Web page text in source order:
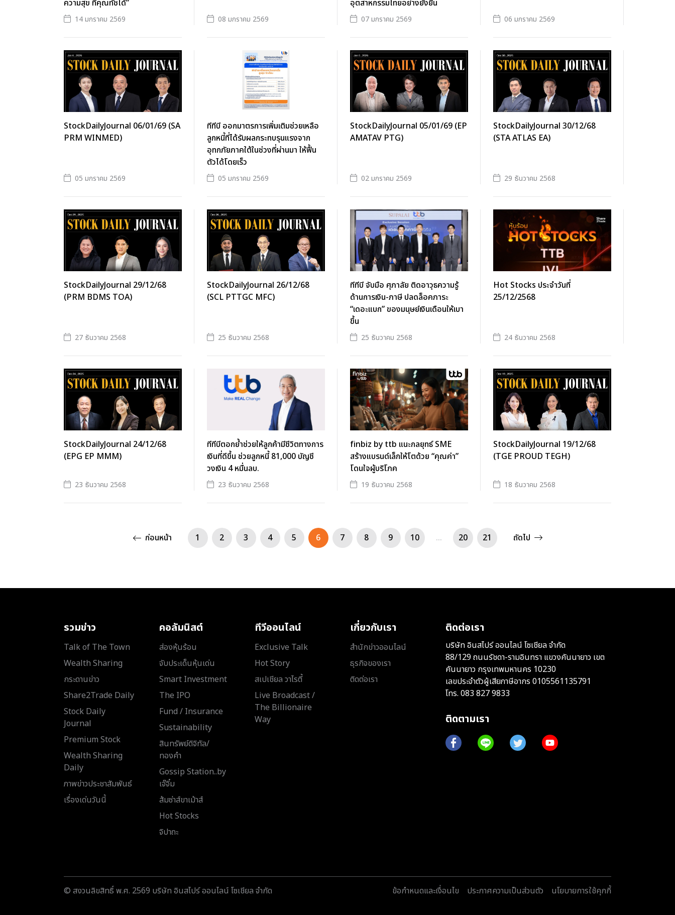
ความสุข ที่คุณทัชได้”
14 มกราคม 2569 08 มกราคม 2569
อุตสาหกรรมไทยอย่างยั่งยืน
07 มกราคม 2569 06 มกราคม 2569
StockDailyJournal 06/01/69 (SA
PRM WINMED)
05 มกราคม 2569
ทีทีบี ออกมาตรการเพิ่มเติมช่วยเหลือ
ลูกหนี้ที่ได้รับผลกระทบรุนแรงจาก
อุทกภัยภาคใต้ในช่วงที่ผ่านมา ให้ฟื้น
ตัวได้โดยเร็ว
05 มกราคม 2569
StockDailyJournal 05/01/69 (EP
AMATAV PTG)
02 มกราคม 2569
StockDailyJournal 30/12/68
(STA ATLAS EA)
29 ธันวาคม 2568
StockDailyJournal 29/12/68
(PRM BDMS TOA)
27 ธันวาคม 2568
StockDailyJournal 26/12/68
(SCL PTTGC MFC)
25 ธันวาคม 2568
ทีทีบี จับมือ ศุภาลัย ติดอาวุธความรู้
ด้านการเงิน-ภาษี ปลดล็อคภาระ
“เดอะแบก” ของมนุษย์เงินเดือนให้เบา
ขึ้น
25 ธันวาคม 2568
Hot Stocks ประจำวันที่
25/12/2568
24 ธันวาคม 2568
StockDailyJournal 24/12/68
(EPG EP MMM)
23 ธันวาคม 2568
ทีทีบีตอกย้ำช่วยให้ลูกค้ามีชีวิตทางการ
เงินที่ดีขึ้น ช่วยลูกหนี้ 81,000 บัญชี
วงเงิน 4 หมื่นลบ.
23 ธันวาคม 2568
finbiz by ttb แนะกลยุทธ์ SME
สร้างแบรนด์เล็กให้โตด้วย “คุณค่า”
โดนใจผู้บริโภค
19 ธันวาคม 2568
StockDailyJournal 19/12/68
(TGE PROUD TEGH)
18 ธันวาคม 2568
ก่อนหน้า 1 2 3 4 5 6 7 8 9 10 ... 20 21 ถัดไป
รวมข่าว
Talk of The Town
Wealth Sharing
กระดานข่าว
Share2Trade Daily
Stock Daily
Journal
Premium Stock
Wealth Sharing
Daily
ภาพข่าวประชาสัมพันธ์
เรื่องเด่นวันนี้
คอลัมนิสต์
ส่องหุ้นร้อน
จับประเด็นหุ้นเด่น
Smart Investment
The IPO
Fund / Insurance
Sustainability
สินทรัพย์ดิจิทัล/
ทองคำ
Gossip Station..by
เจ๊จิ๋ม
ส้มซ่าส์ขาเม้าส์
Hot Stocks
จิปาถะ
ทีวีออนไลน์
Exclusive Talk
Hot Story
สเปเชียล วาไรตี้
Live Broadcast /
The Billionaire
Way
เกี่ยวกับเรา
สำนักข่าวออนไลน์
ธุรกิจของเรา
ติดต่อเรา
ติดต่อเรา
บริษัท อินสไปร์ ออนไลน์ โซเชียล จำกัด
88/129 ถนนรัชดา-รามอินทรา แขวงคันนายาว เขต
คันนายาว กรุงเทพมหานคร 10230
เลขประจำตัวผู้เสียภาษีอากร 0105561135791
โทร. 083 827 9833
ติดตามเรา
© สงวนลิขสิทธิ์ พ.ศ. 2569 บริษัท อินสไปร์ ออนไลน์ โซเชียล จำกัด ข้อกำหนดและเงื่อนไข ประกาศความเป็นส่วนตัว นโยบายการใช้คุกกี้